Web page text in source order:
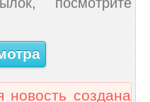
новость создана